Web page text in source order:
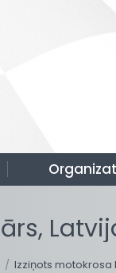
Izziņots